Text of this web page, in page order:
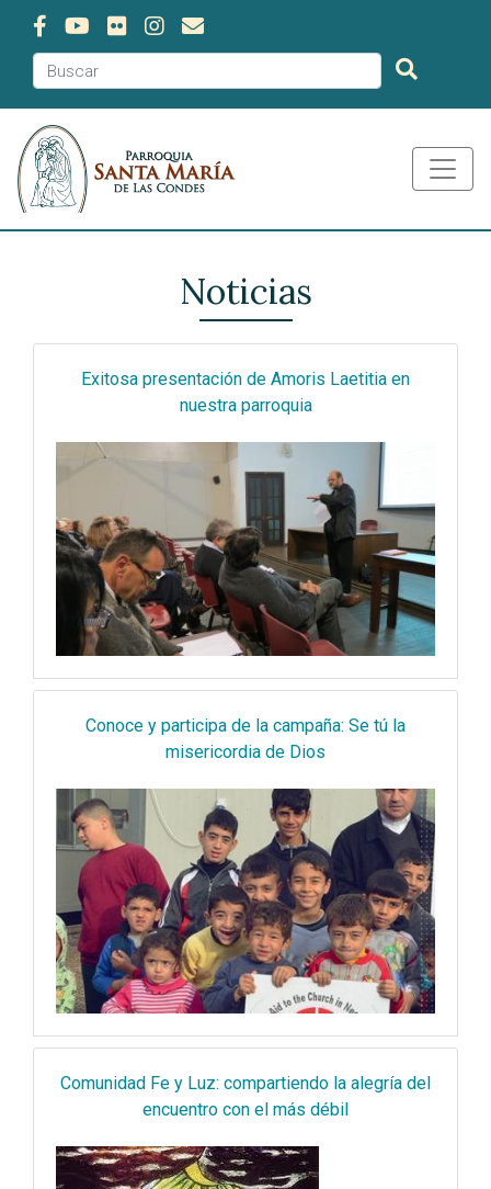
Noticias
Exitosa presentación de Amoris Laetitia en
nuestra parroquia
Conoce y participa de la campaña: Se tú la
misericordia de Dios
Comunidad Fe y Luz: compartiendo la alegría del
encuentro con el más débil